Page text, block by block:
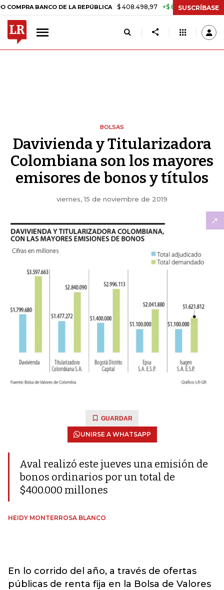
BANCO DE LA REPÚBLICA $ 408.498,97 +$ 8.753,81 +2,19% TASA
SUSCRÍBASE
BOLSAS
Davivienda y Titularizadora
Colombiana son los mayores
emisores de bonos y títulos
viernes, 15 de noviembre de 2019
GUARDAR
UNIRSE A WHATSAPP
Aval realizó este jueves una emisión de
bonos ordinarios por un total de
$400.000 millones
HEIDY MONTERROSA BLANCO
En lo corrido del año, a través de ofertas
públicas de renta fija en la Bolsa de Valores